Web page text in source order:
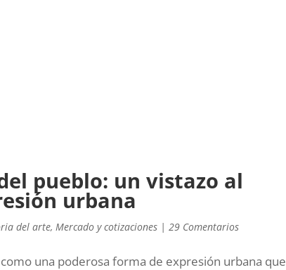
pueblo: un vistazo al
urbana
del arte, Mercado y cotizaciones |29 Comentarios
una poderosa forma de expresión urbana que